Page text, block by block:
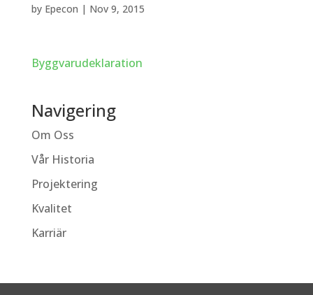
by Epecon | Nov 9, 2015
Byggvarudeklaration
Navigering
Om Oss
Vår Historia
Projektering
Kvalitet
Karriär